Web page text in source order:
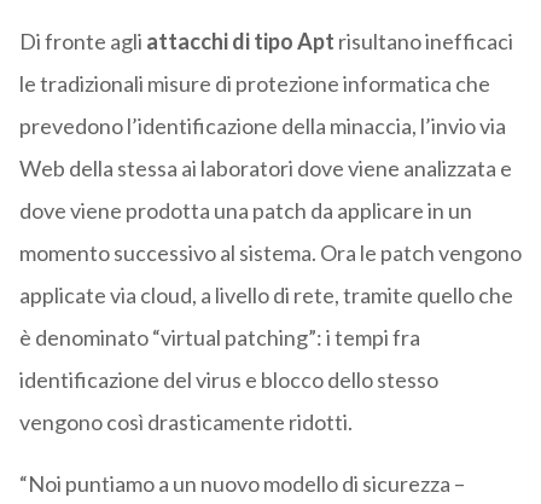
Di fronte agli attacchi di tipo Apt risultano inefficaci
le tradizionali misure di protezione informatica che
prevedono l’identificazione della minaccia, l’invio via
Web della stessa ai laboratori dove viene analizzata e
dove viene prodotta una patch da applicare in un
momento successivo al sistema. Ora le patch vengono
applicate via cloud, a livello di rete, tramite quello che
è denominato “virtual patching”: i tempi fra
identificazione del virus e blocco dello stesso
vengono così drasticamente ridotti.
“Noi puntiamo a un nuovo modello di sicurezza –